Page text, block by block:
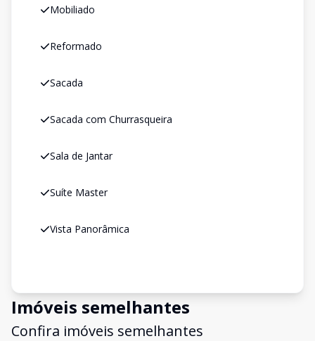
Mobiliado
Reformado
Sacada
Sacada com Churrasqueira
Sala de Jantar
Suíte Master
Vista Panorâmica
Imóveis semelhantes
Confira imóveis semelhantes